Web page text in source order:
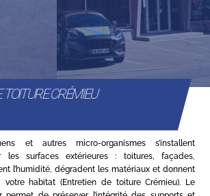
TOITURE CRÉMIEU
et autres micro-organismes s’installent
les surfaces extérieures : toitures, façades,
l’humidité, dégradent les matériaux et donnent
habitat (Entretien de toiture Crémieu). Le